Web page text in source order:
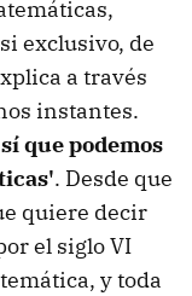
exclusivo, de
a través
instantes.
que podemos
. Desde que
quiere decir
el siglo VI
y toda